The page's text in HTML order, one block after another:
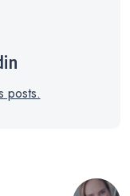
posts.